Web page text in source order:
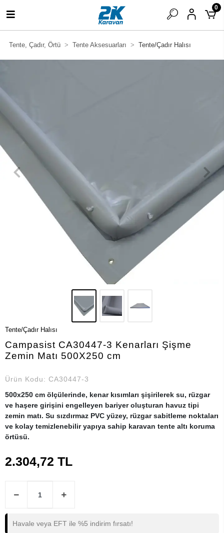
0
Tente, Çadır, Örtü Tente Aksesuarları Tente/Çadır Halısı
Tente/Çadır Halısı
Campasist CA30447-3 Kenarları Şişme
Zemin Matı 500X250 cm
Ürün Kodu: CA30447-3
500x250 cm ölçülerinde, kenar kısımları şişirilerek su, rüzgar
ve haşere girişini engelleyen bariyer oluşturan havuz tipi
zemin matı. Su sızdırmaz PVC yüzey, rüzgar sabitleme noktaları
ve kolay temizlenebilir yapıya sahip karavan tente altı koruma
örtüsü.
2.304,72 TL
Havale veya EFT ile %5 indirim fırsatı!